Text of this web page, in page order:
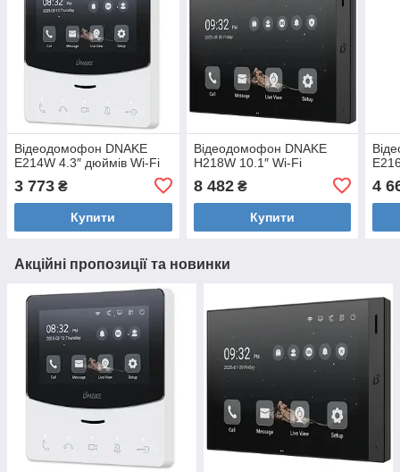
Відеодомофон DNAKE
E214W 4.3″ дюймів Wi-Fi
3 773 ₴
Купити
Відеодомофон DNAKE
H218W 10.1″ Wi-Fi
8 482₴
Купити
4
Акційні пропозиції та новинки